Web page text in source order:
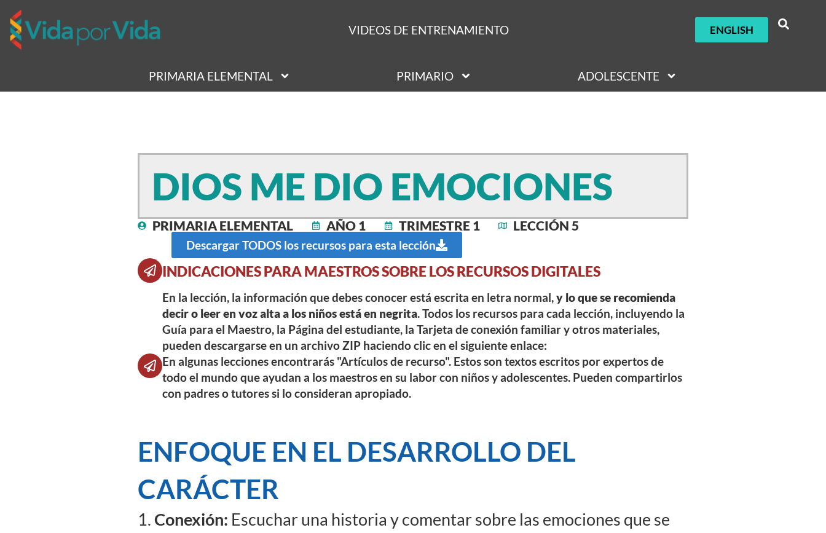
VIDEOS DE ENTRENAMIENTO ENGLISH
PRIMARIA ELEMENTAL PRIMARIO ADOLESCENTE
DIOS ME DIO EMOCIONES
PRIMARIA ELEMENTAL AÑO 1 TRIMESTRE 1 LECCIÓN 5
Descargar TODOS los recursos para esta lección
INDICACIONES PARA MAESTROS SOBRE LOS RECURSOS DIGITALES
En la lección, la información que debes conocer está escrita en letra normal,y lo que se recomienda
decir o leer en voz alta a los niños está en negrita. Todos los recursos para cada lección, incluyendo la
Guía para el Maestro, la Página del estudiante, la Tarjeta de conexión familiar y otros materiales,
pueden descargarse en un archivo ZIP haciendo clic en el siguiente enlace:
En algunas lecciones encontrarás "Artículos de recurso". Estos son textos escritos por expertos de
todo el mundo que ayudan a los maestros en su labor con niños y adolescentes. Pueden compartirlos
con padres o tutores si lo consideran apropiado.
ENFOQUE EN EL DESARROLLO DEL
CARÁCTER
1.Conexión: Escuchar una historia y comentar sobre las emociones que se